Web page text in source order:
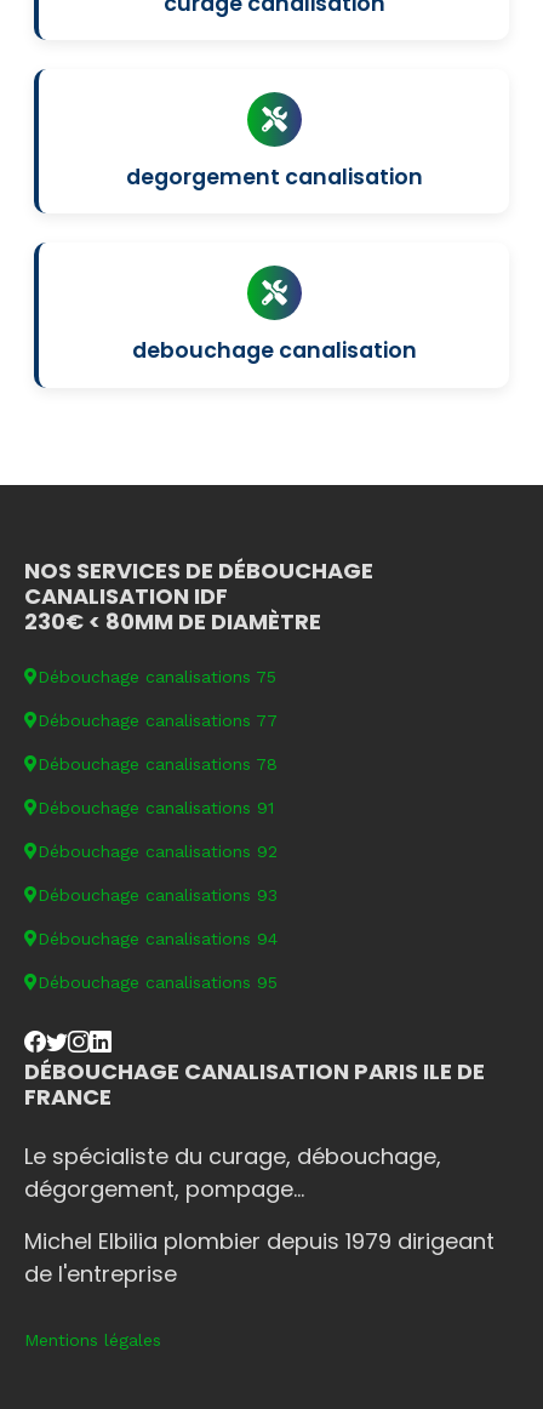
degorgement canalisation
debouchage canalisation
NOS SERVICES DE DÉBOUCHAGE
CANALISATION IDF
230€ < 80MM DE DIAMÈTRE
Débouchage canalisations 75
Débouchage canalisations 77
Débouchage canalisations 78
Débouchage canalisations 91
Débouchage canalisations 92
Débouchage canalisations 93
Débouchage canalisations 94
Débouchage canalisations 95
DÉBOUCHAGE CANALISATION PARIS ILE DE
FRANCE
Le spécialiste du curage, débouchage,
dégorgement, pompage...
Michel Elbilia plombier depuis 1979 dirigeant
de l'entreprise
Mentions légales